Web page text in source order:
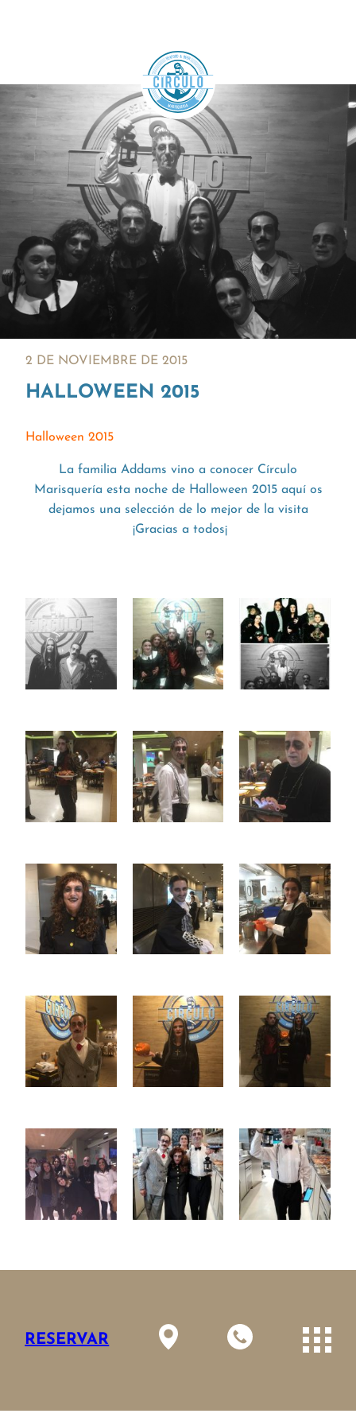
RESERVAR
2 DE NOVIEMBRE DE 2015
HALLOWEEN 2015
Halloween 2015
La familia Addams vino a conocer Círculo
Marisquería esta noche de Halloween 2015 aquí os
dejamos una selección de lo mejor de la visita
¡Gracias a todos¡
SIGUIENTE